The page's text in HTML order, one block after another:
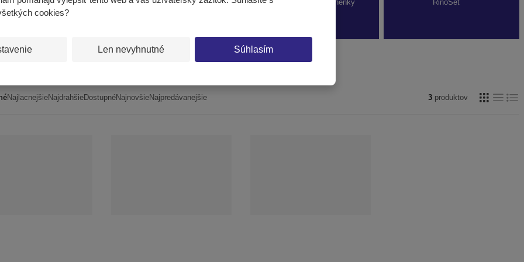
cookies?
Len nevyhnutné Súhlasím
konzola pre
interaktívne steny
Dopadové žinenky RinoSet
NajlacnejšieNajdrahšieDostupnéNajnovšieNajpredávanejšie 3 produktov